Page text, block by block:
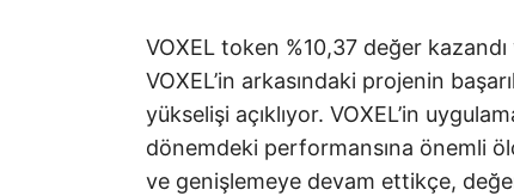
VOXEL token %10,37 değer
VOXEL’in arkasındaki projenin
yükselişi açıklıyor. VOXEL’in
dönemdeki performansına önemli
ve genişlemeye devam ettikçe,